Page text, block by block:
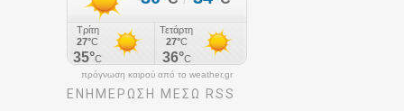
πρόγνωση καιρού από το weather.gr
ΕΝΗΜΈΡΩΣΉ ΜΕΣΩ RSS